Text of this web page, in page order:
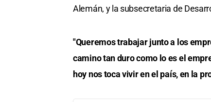
Alemán, y la subsecretaria de
"Queremos trabajar junto a los
camino tan duro como lo es el
hoy nos toca vivir en el país, en la